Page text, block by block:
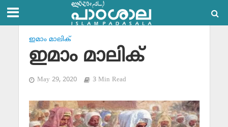
ഇമാം മാലിക്
ഇമാം മാലിക്
May 29, 2020 3 Min Read